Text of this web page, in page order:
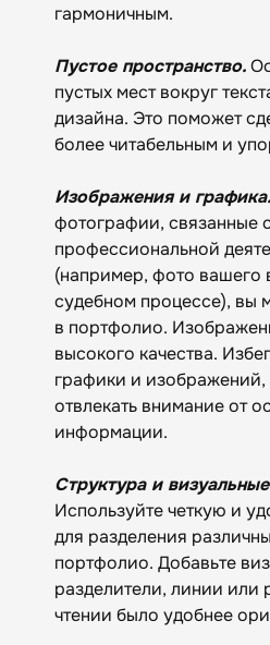
гармоничным.
Пустое пространство.
пустых мест вокруг
дизайна. Это поможет
более читабельным и
Изображения и графика.
фотографии, связанные
профессиональной
(например, фото вашего
судебном процессе), вы
в портфолио.
высокого качества.
графики и изображений,
отвлекать внимание от
информации.
Структура и
Используйте четкую и
для разделения
портфолио. Добавьте
разделители, линии или
чтении было удобнее